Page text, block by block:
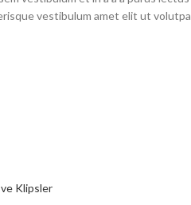
vestibulum amet elit ut
Klipsler